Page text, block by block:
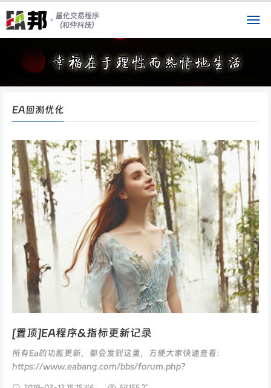
EA回测优化
[置顶]EA程序&指标更新记录
所有Ea的功能更新，都会发到这里，方便大家快速查看：
https://www.eabang.com/bbs/forum.php?